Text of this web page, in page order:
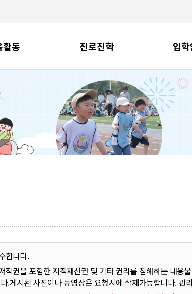
활동 진로진학 입
합니다.
권을 포함한 지적재산권 및 기타 권리를 침해하는 내용
.게시된 사진이나 동영상은 요청시에 삭제가능합니다. 관